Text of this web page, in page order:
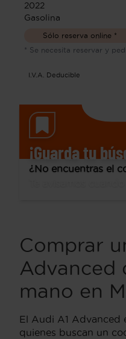
2022
Gasolina
Sólo reserva online *
* Se necesita reservar y
I.V.A. Deducible
¡Guarda tu
¿No encuentras el
Comprar
Advanced
mano en
El Audi A1 Advanced
quienes buscan un